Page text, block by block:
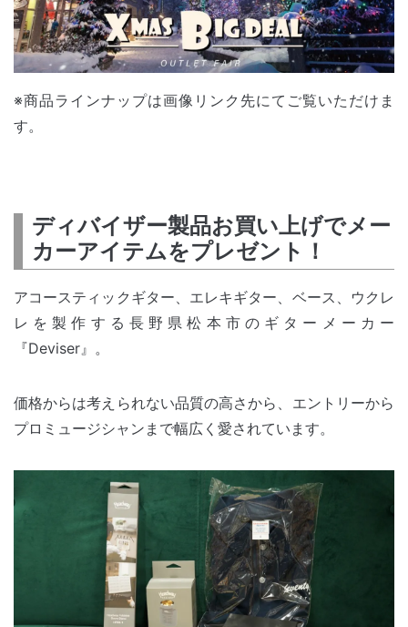
※商品ラインナップは画像リンク先にてご覧いただけま
す。
ディバイザー製品お買い上げでメー
カーアイテムをプレゼント！
アコースティックギター、エレキギター、ベース、ウクレ
レを製作する長野県松本市のギターメーカー
『Deviser』。
価格からは考えられない品質の高さから、エントリーから
プロミュージシャンまで幅広く愛されています。